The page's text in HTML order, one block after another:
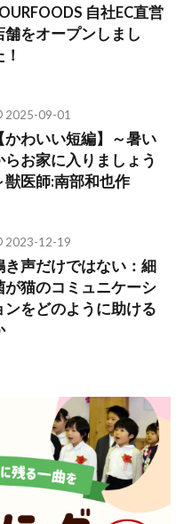
自社EC直営
舗をオープンしまし
2025-09-01
【かわいい短編】～暑い
らお家に入りましょう
獣医師:南部和也作
2023-12-19
き声だけではない：細
が猫のコミュニケーシ
ンをどのように助ける